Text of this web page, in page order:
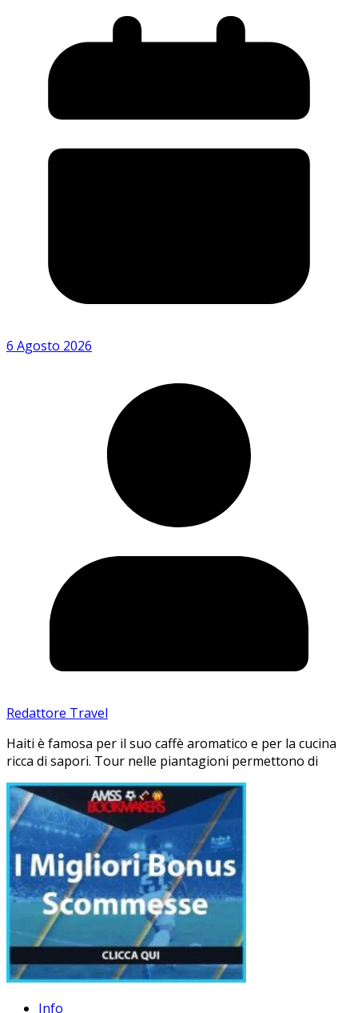
6 Agosto 2026
Redattore Travel
Haiti è famosa per il suo caffè aromatico e per la cucina
ricca di sapori. Tour nelle piantagioni permettono di
Info